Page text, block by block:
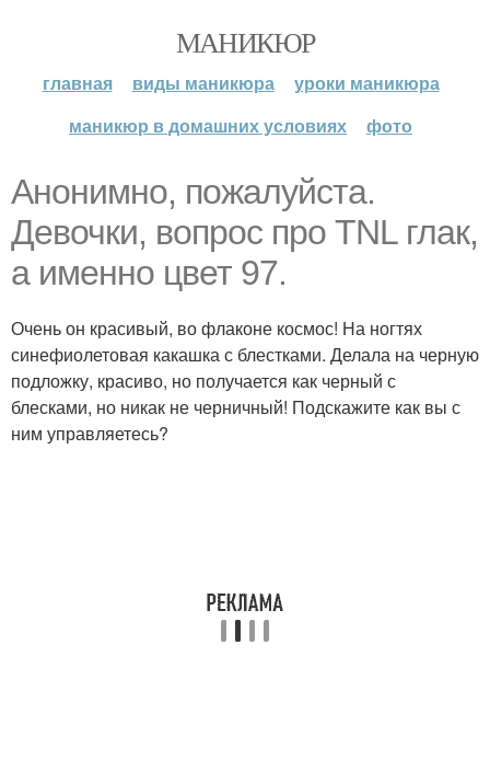
МАНИКЮР
главная виды маникюра
уроки маникюра
маникюр в домашних условиях
фото
Анонимно, пожалуйста.
Девочки, вопрос про TNL глак,
а именно цвет 97.
Очень он красивый, во флаконе космос! На ногтях
синефиолетовая какашка с блестками. Делала на черную
подложку, красиво, но получается как черный с
блесками, но никак не черничный! Подскажите как вы с
ним управляетесь?